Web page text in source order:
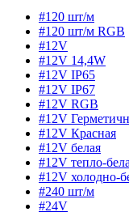
#120 шт/м
#120 шт/м RGB
#12V
#12V 14,4W
#12V IP65
#12V IP67
#12V RGB
#12V
#12V Красная
#12V белая
#12V тепло-
#12V холодно-
#240 шт/м
#24V